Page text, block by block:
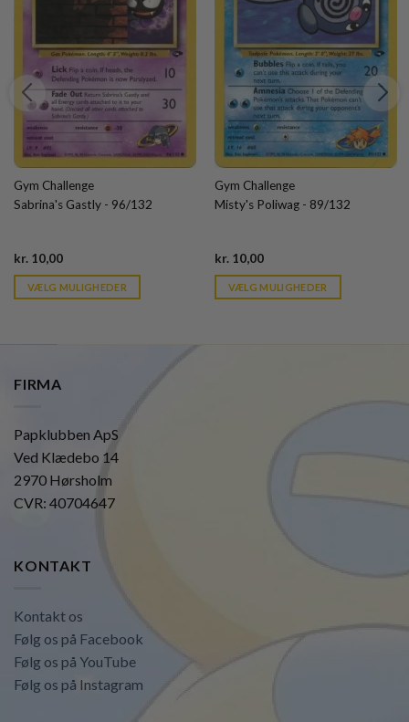
Gym Challenge
Sabrina's Gastly - 96/132
kr. 10,00Current
is:
kr. 39,95.
VÆLG MULIGHEDER
Gym Challenge
Misty's Poliwag - 89/132
kr.10,00Current
is:
kr. 39,95.
VÆLG MULIGHEDER
FIRMA
Papklubben ApS
Ved Klædebo 14
2970 Hørsholm
CVR: 40704647
KONTAKT
Kontakt os
Følg os på Facebook
Følg os på YouTube
Følg os på Instagram